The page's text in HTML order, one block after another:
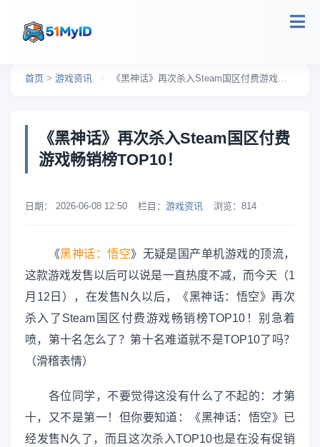
首页 > 游戏资讯 > 《黑神话》再次杀入Steam国区付费游戏畅销榜TOP10！
《黑神话》再次杀入Steam国区付费
游戏畅销榜TOP10！
日期： 2026-06-08 12:50 栏目： 游戏资讯 浏览： 814
《黑神话：悟空》无疑是国产单机游戏的顶流，
这款游戏发售以后可以说是一直热度不减，而今天（1
月12日），在发售N久以后，《黑神话：悟空》再次
杀入了Steam国区付费游戏畅销榜TOP10！别急着
喷，第十名怎么了？第十名难道就不是TOP10了吗？
（滑稽表情）
各位同学，不要觉得这没有什么了不起的：才第
十，又不是第一！但你要知道：《黑神话：悟空》已
经发售N久了，而且这次杀入TOP10也是在没有促销